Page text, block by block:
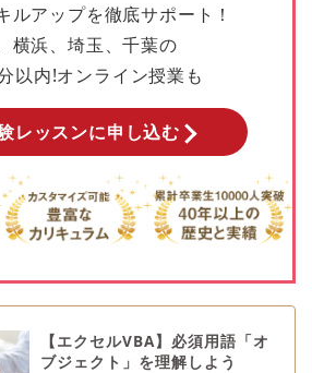
ルアップを徹底サポート！
横浜、埼玉、千葉の
以内!オンライン授業も
レッスンに申し込む
【エクセルVBA】必須用語「オ
ブジェクト」を理解しよう